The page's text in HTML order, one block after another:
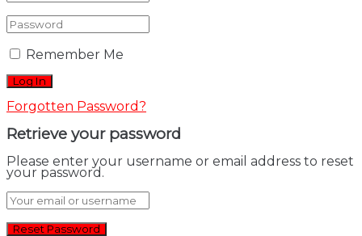
Remember Me
Forgotten Password?
Retrieve your password
Please enter your username or email address to reset
your password.